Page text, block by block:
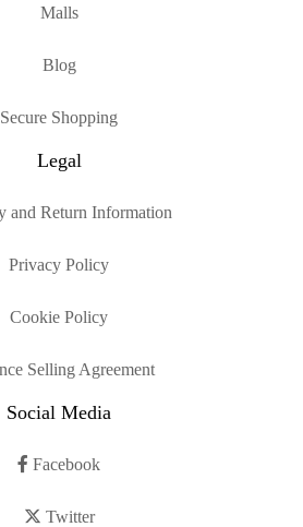
Malls
Blog
Secure Shopping
Legal
and Return Information
Privacy Policy
Cookie Policy
Selling Agreement
Social Media
Facebook
Twitter